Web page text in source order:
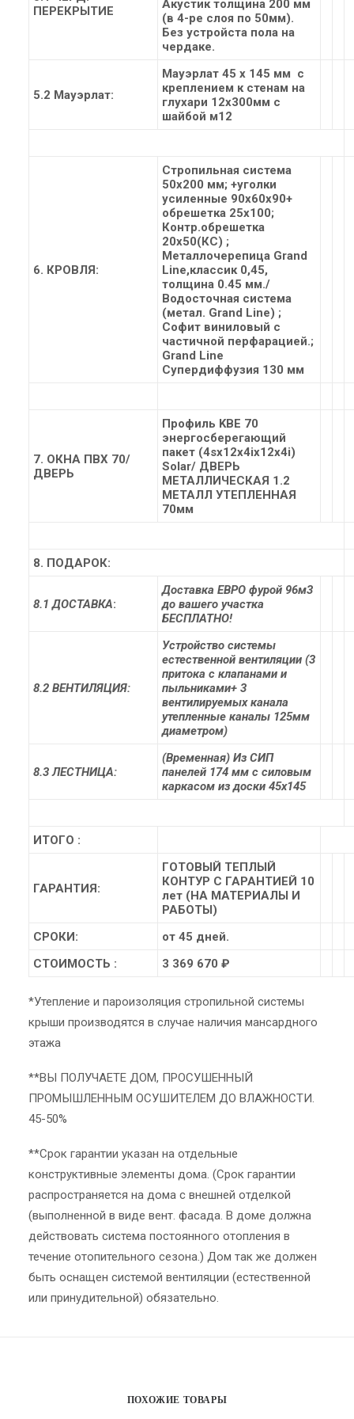
ПЕРЕКРЫТИЕ
Акустик толщина 200 мм
(в 4-ре слоя по 50мм).
Без устройста пола на
чердаке.
5.2 Мауэрлат:
Мауэрлат 45 х 145 мм с
креплением к стенам на
глухари 12х300мм с
шайбой м12
6. КРОВЛЯ:
Стропильная система
50х200 мм; +уголки
усиленные 90х60х90+
обрешетка 25х100;
Контр.обрешетка
20х50(КС) ;
Металлочерепица Grand
Line,классик 0,45,
толщина 0.45 мм./
Водосточная система
(метал. Grand Line) ;
Софит виниловый с
частичной перфарацией.;
Grand Line
Супердиффузия 130 мм
7. ОКНА ПВХ 70/
ДВЕРЬ
Профиль KBE 70
энергосберегающий
пакет (4sх12х4iх12х4i)
Solar/ ДВЕРЬ
МЕТАЛЛИЧЕСКАЯ 1.2
МЕТАЛЛ УТЕПЛЕННАЯ
70мм
8. ПОДАРОК:
8.1 ДОСТАВКА:
Доставка ЕВРО фурой 96м3
до вашего участка
БЕСПЛАТНО!
8.2 ВЕНТИЛЯЦИЯ:
Устройство системы
естественной вентиляции (3
притока с клапанами и
пыльниками+ 3
вентилируемых канала
утепленные каналы 125мм
диаметром)
8.3 ЛЕСТНИЦА:
(Временная) Из СИП
панелей 174 мм с силовым
каркасом из доски 45х145
ИТОГО :
ГАРАНТИЯ:
ГОТОВЫЙ ТЕПЛЫЙ
КОНТУР С ГАРАНТИЕЙ 10
лет (НА МАТЕРИАЛЫ И
РАБОТЫ)
СРОКИ:
от 45 дней.
СТОИМОСТЬ :
3 369 670 ₽
*Утепление и пароизоляция стропильной системы
крыши производятся в случае наличия мансардного
этажа
**ВЫ ПОЛУЧАЕТЕ ДОМ, ПРОСУШЕННЫЙ
ПРОМЫШЛЕННЫМ ОСУШИТЕЛЕМ ДО ВЛАЖНОСТИ.
45-50%
**Срок гарантии указан на отдельные
конструктивные элементы дома. (Срок гарантии
распространяется на дома с внешней отделкой
(выполненной в виде вент. фасада. В доме должна
действовать система постоянного отопления в
течение отопительного сезона.) Дом так же должен
быть оснащен системой вентиляции (естественной
или принудительной) обязательно.
ПОХОЖИЕ ТОВАРЫ